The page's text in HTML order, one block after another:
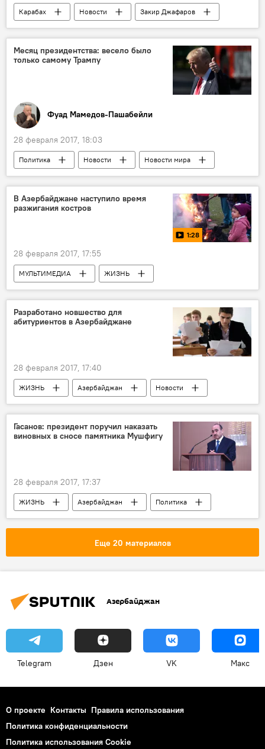
Карабах Новости
Закир Джафаров
Минобороны АР
Флаг
шехид
похороны
Месяц президентства: весело было
только самому Трампу
Фуад Мамедов-Пашабейли
28 февраля 2017, 18:03
Политика Новости
Новости мира
Колумнисты
США
Дональд Трамп
Белый дом
протесты
журналисты
В Азербайджане наступило время
разжигания костров
1:28
28 февраля 2017, 17:55
МУЛЬТИМЕДИА
ЖИЗНЬ
Азербайджан
Видео Новости
Разработано новшество для
абитуриентов в Азербайджане
28 февраля 2017, 17:40
ЖИЗНЬ Азербайджан
Новости
Малейка Аббасзаде
Государственный экзаменационный центр
Родители
Экзамены
обращение
Гасанов: президент поручил наказать
виновных в сносе памятника Мушфигу
28 февраля 2017, 17:37
ЖИЗНЬ Азербайджан
Политика
Новости
Разрушение
Наказание
виновные
расследование
памятник
Еще 20 материалов
Азербайджан
Telegram Дзен VK Макс
О проекте Контакты Правила использования
Политика конфиденциальности
Политика использования Cookie